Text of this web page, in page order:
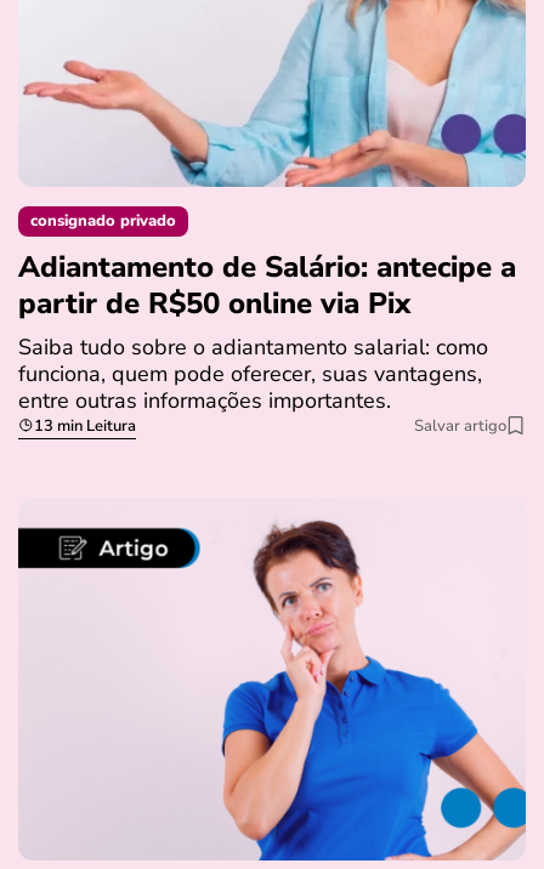
consignado privado
Adiantamento de Salário: antecipe a
partir de R$50 online via Pix
Saiba tudo sobre o adiantamento salarial: como
funciona, quem pode oferecer, suas vantagens,
entre outras informações importantes.
13 min Leitura Salvar artigo